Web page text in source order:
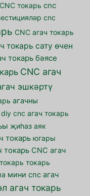
токарь cnc
cnc
CNC агач токарь
токарь сату өчен
токарь бәясе
CNC агач
эшкәртү
агачны
diy cnc агач токарь
җиһаз аяк
токарь югары
токарь CNC агач
токарь
мини cnc агач
агач токарь